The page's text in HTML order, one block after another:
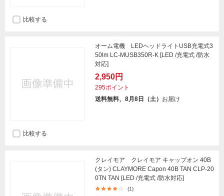
比較する
オーム電機 LEDヘッドライトUSB充電式3
50lm LC-MUSB350R-K [LED /充電式 /防水
対応]
2,950円
295ポイント
送料無料、8月8日（土） お届け
比較する
クレイモア クレイモア キャップオン 40B
(タン) CLAYMORE Capon 40B TAN CLP-20
0TN TAN [LED /充電式 /防水対応]
(1)